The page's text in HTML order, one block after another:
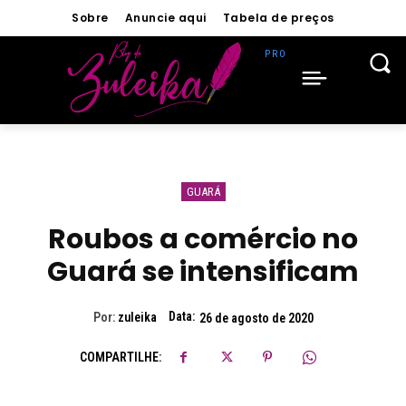
Sobre Anuncie aqui Tabela de preços
GUARÁ
Roubos a comércio no
Guará se intensificam
Por: zuleika Data: 26 de agosto de 2020
COMPARTILHE: